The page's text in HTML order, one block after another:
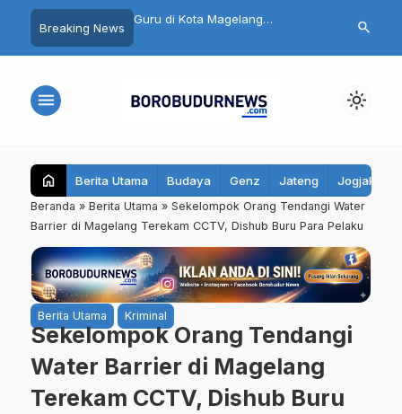
Breaking News
Kerja Bakti dan
di Mungkid
Guru di Kota Magelang
Dukung Proses Pembelajaran
Nekat
Akhirnya
search
menu light_mode
home Berita Utama Budaya Genz Jateng Jogjakarta
Beranda » Berita Utama » Sekelompok Orang Tendangi Water
Barrier di Magelang Terekam CCTV, Dishub Buru Para Pelaku
Berita Utama Kriminal
Sekelompok Orang Tendangi
Water Barrier di Magelang
Terekam CCTV, Dishub Buru